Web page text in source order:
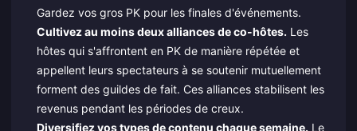
Gardez vos gros PK pour les finales d'événements.
Cultivez au moins deux alliances de co-hôtes. Les
hôtes qui s'affrontent en PK de manière répétée et
appellent leurs spectateurs à se soutenir mutuellement
forment des guildes de fait. Ces alliances stabilisent les
revenus pendant les périodes de creux.
Diversifiez vos types de contenu chaque semaine. Le